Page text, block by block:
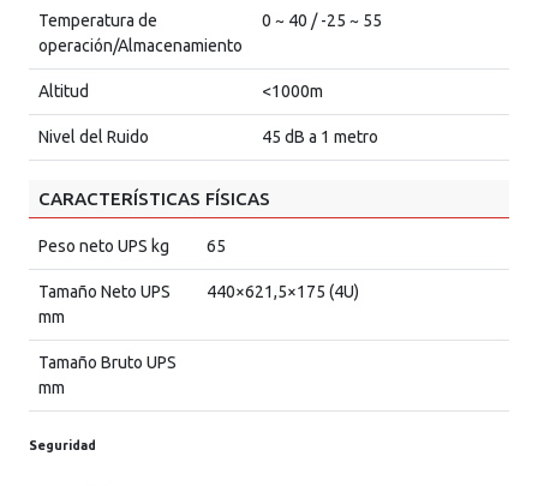
Temperatura de
operación/Almacenamiento
0 ~ 40 / -25 ~ 55
Altitud <1000m
Nivel del Ruido 45 dB a 1 metro
CARACTERÍSTICAS FÍSICAS
Peso neto UPS kg 65
Tamaño Neto UPS
mm
440×621,5×175 (4U)
Tamaño Bruto UPS
mm
Seguridad